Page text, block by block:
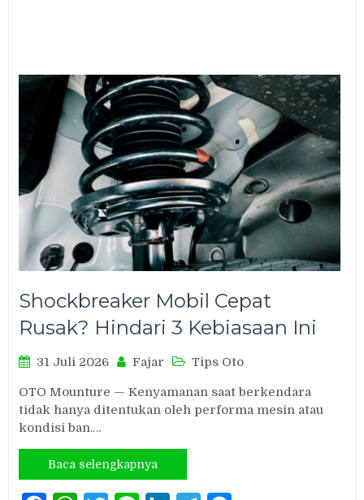
Shockbreaker Mobil Cepat
Rusak? Hindari 3 Kebiasaan Ini
31 Juli 2026 Fajar Tips Oto
OTO Mounture — Kenyamanan saat berkendara
tidak hanya ditentukan oleh performa mesin atau
kondisi ban.…
Baca selengkapnya